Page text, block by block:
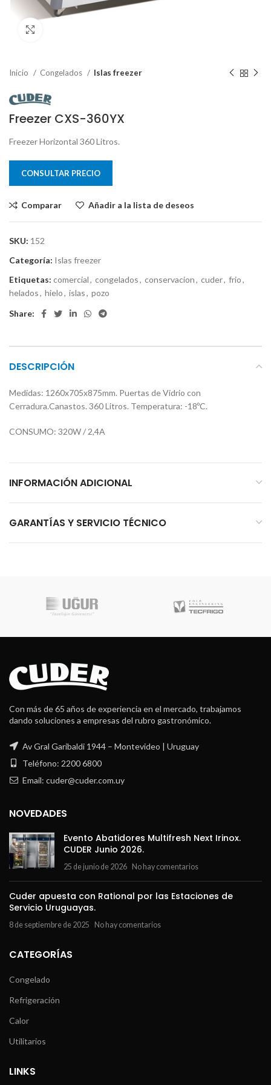
Inicio Congelados Islas freezer
Freezer CXS-360YX
Freezer Horizontal 360 Litros.
CONSULTAR PRECIO
Comparar Añadir a la lista de deseos
SKU: 152
Categoría: Islas freezer
Etiquetas: comercial, congelados, conservacion, cuder, frio,
helados, hielo, islas, pozo
Share:
DESCRIPCIÓN
Medidas: 1260x705x875mm. Puertas de Vidrio con
Cerradura.Canastos. 360 Litros. Temperatura: -18ºC.
CONSUMO: 320W / 2,4A
INFORMACIÓN ADICIONAL
GARANTÍAS Y SERVICIO TÉCNICO
Con más de 65 años de experiencia en el mercado, trabajamos
dando soluciones a empresas del rubro gastronómico.
Av Gral Garibaldi 1944 – Montevideo | Uruguay
Teléfono: 2200 6800
Email: cuder@cuder.com.uy
NOVEDADES
Evento Abatidores Multifresh Next Irinox.
CUDER Junio 2026.
25 de junio de 2026 No hay comentarios
Cuder apuesta con Rational por las Estaciones de
Servicio Uruguayas.
8 de septiembre de 2025 No hay comentarios
CATEGORÍAS
Congelado
Refrigeración
Calor
Utilitarios
LINKS